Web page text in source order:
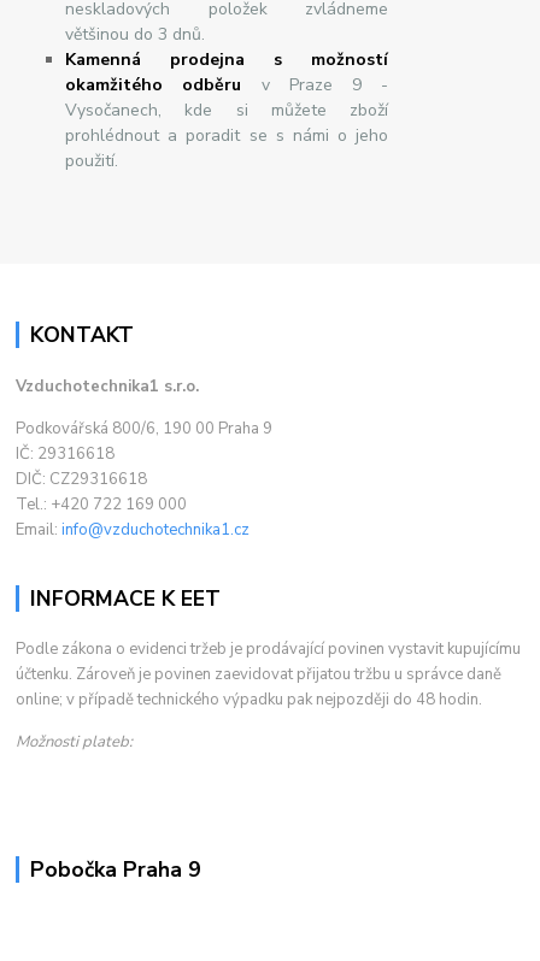
neskladových položek zvládneme
většinou do 3 dnů.
Kamenná prodejna s možností
okamžitého odběru v Praze 9 -
Vysočanech, kde si můžete zboží
prohlédnout a poradit se s námi o jeho
použití.
KONTAKT
Vzduchotechnika1 s.r.o.
Podkovářská 800/6, 190 00 Praha 9
IČ: 29316618
DIČ: CZ29316618
Tel.: +420 722 169 000
Email:info@vzduchotechnika1.cz
INFORMACE K EET
Podle zákona o evidenci tržeb je prodávající povinen vystavit kupujícímu
účtenku. Zároveň je povinen zaevidovat přijatou tržbu u správce daně
online; v případě technického výpadku pak nejpozději do 48 hodin.
Možnosti plateb:
Pobočka Praha 9